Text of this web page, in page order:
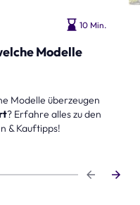
10 Min.
Modelle
Modelle überzeugen
? Erfahre alles zu den
& Kauftipps!